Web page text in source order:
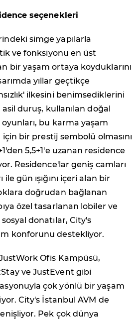
seçenekleri
simge yapılarla
ve fonksiyonu en üst
bir yaşam ortaya koyduklarını
yıllar geçtikçe
ilkesini benimsediklerini
duruş, kullanılan doğal
oyunları, bu karma yaşam
bir prestij sembolü olmasını
5,5+1'e uzanan residence
Residence'lar geniş camları
gün ışığını içeri alan bir
doğrudan bağlanan
özel tasarlanan lobiler ve
donatılar, City's
konforunu destekliyor.
Ofis Kampüsü,
ve JustEvent gibi
çok yönlü bir yaşam
City's İstanbul AVM de
Pek çok dünya